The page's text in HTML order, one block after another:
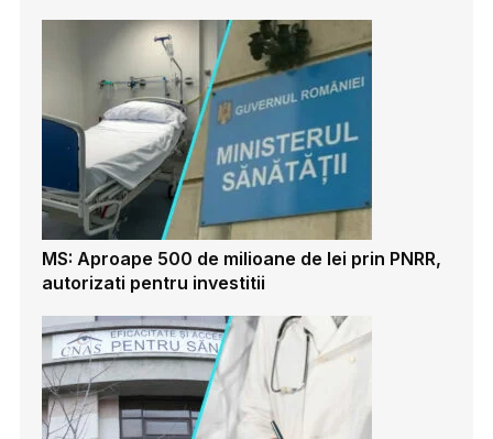
MS: Aproape 500 de milioane de lei prin PNRR,
autorizati pentru investitii